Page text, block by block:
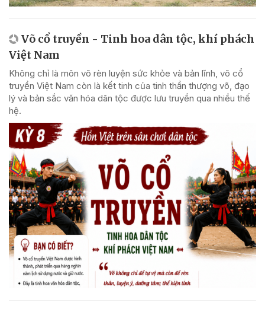
Võ cổ truyền - Tinh hoa dân tộc, khí phách
Việt Nam
Không chỉ là môn võ rèn luyện sức khỏe và bản lĩnh, võ cổ
truyền Việt Nam còn là kết tinh của tinh thần thượng võ, đạo
lý và bản sắc văn hóa dân tộc được lưu truyền qua nhiều thế
hệ.